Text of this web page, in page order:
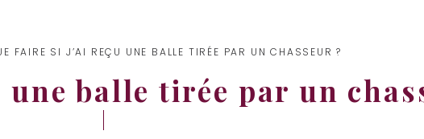
FAIRE SI J’AI REÇU UNE BALLE TIRÉE PAR UN CHASSEUR ?
une balle tirée par un